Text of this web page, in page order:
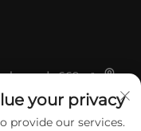
رقم 669 طريق هواشي، قيدونغ، الصين 226200
+86-18921656832
your privacy
provide our services.